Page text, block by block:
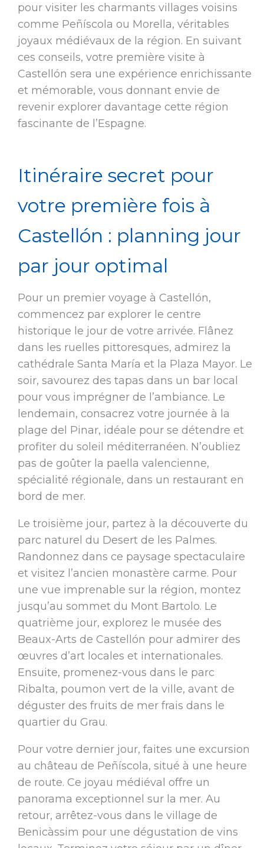
pour visiter les charmants villages voisins
comme Peñíscola ou Morella, véritables
joyaux médiévaux de la région. En suivant
ces conseils, votre première visite à
Castellón sera une expérience enrichissante
et mémorable, vous donnant envie de
revenir explorer davantage cette région
fascinante de l’Espagne.
Itinéraire secret pour
votre première fois à
Castellón : planning jour
par jour optimal
Pour un premier voyage à Castellón,
commencez par explorer le centre
historique le jour de votre arrivée. Flânez
dans les ruelles pittoresques, admirez la
cathédrale Santa María et la Plaza Mayor. Le
soir, savourez des tapas dans un bar local
pour vous imprégner de l’ambiance. Le
lendemain, consacrez votre journée à la
plage del Pinar, idéale pour se détendre et
profiter du soleil méditerranéen. N’oubliez
pas de goûter la paella valencienne,
spécialité régionale, dans un restaurant en
bord de mer.
Le troisième jour, partez à la découverte du
parc naturel du Desert de les Palmes.
Randonnez dans ce paysage spectaculaire
et visitez l’ancien monastère carme. Pour
une vue imprenable sur la région, montez
jusqu’au sommet du Mont Bartolo. Le
quatrième jour, explorez le musée des
Beaux-Arts de Castellón pour admirer des
œuvres d’art locales et internationales.
Ensuite, promenez-vous dans le parc
Ribalta, poumon vert de la ville, avant de
déguster des fruits de mer frais dans le
quartier du Grau.
Pour votre dernier jour, faites une excursion
au château de Peñíscola, situé à une heure
de route. Ce joyau médiéval offre un
panorama exceptionnel sur la mer. Au
retour, arrêtez-vous dans le village de
Benicàssim pour une dégustation de vins